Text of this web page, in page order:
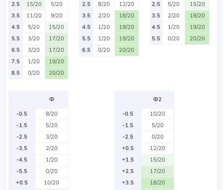
2.5
15/20
5/20
3.5
11/20
9/20
4.5
5/20
15/20
5.5
3/20
17/20
6.5
3/20
17/20
7.5
1/20
19/20
8.5
0/20 20/20
2.5
8/20
12/20
3.5
2/20
18/20
4.5
1/20
19/20
5.5
1/20
19/20
6.5
0/20 20/20
2.5
5/20
15/20
3.5
2/20
18/20
4.5
1/20
19/20
5.5
0/20 20/20
Ф
-0.5
8/20
-1.5
5/20
-2.5
3/20
-3.5
2/20
-4.5
1/20
-5.5
0/20
+0.5
10/20
Ф2
-0.5
10/20
-1.5
5/20
-2.5
0/20
+0.5
12/20
+1.5
15/20
+2.5
17/20
+3.5
18/20